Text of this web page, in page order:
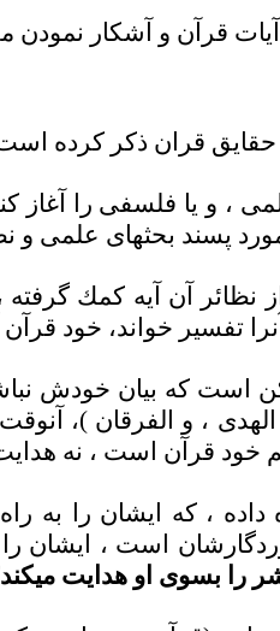
قرآن و آشکار نمودن
حقايق قران ذكر كرده
، و يا فلسفى را آغاز
پسند بحثهاى علمى
آن آيه كمك گرفته
تفسير خواند، خود
است كه بيان خودش
، و الفرقان )،
قرآن است ، نه هدايت
، كه ايشان را به
است ، ايشان
را بسوى او هدايت